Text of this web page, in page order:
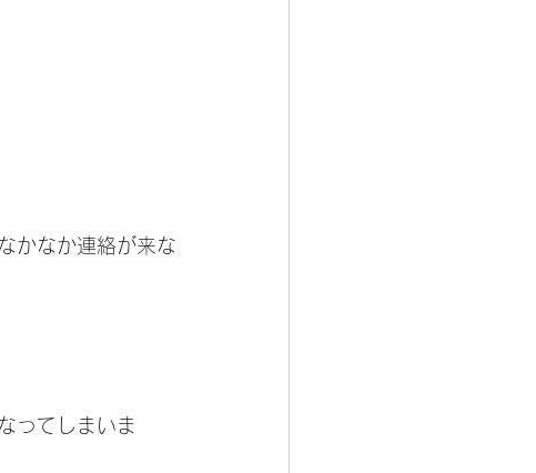
かなか連絡が来な
ってしまいま